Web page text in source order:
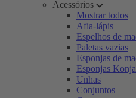
Acessórios
Mostrar todos
Afia-lápis
Espelhos de
Paletas vazias
Esponjas de
Esponjas
Unhas
Conjuntos